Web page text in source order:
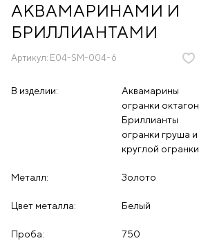
АКВАМАРИНАМИ И
БРИЛЛИАНТАМИ
Артикул: E04-SM-004-6
В изделии:
Аквамарины
огранки октагон.
Бриллианты
огранки груша и
круглой огранки.
Металл: Золото
Цвет металла: Белый
Проба: 750